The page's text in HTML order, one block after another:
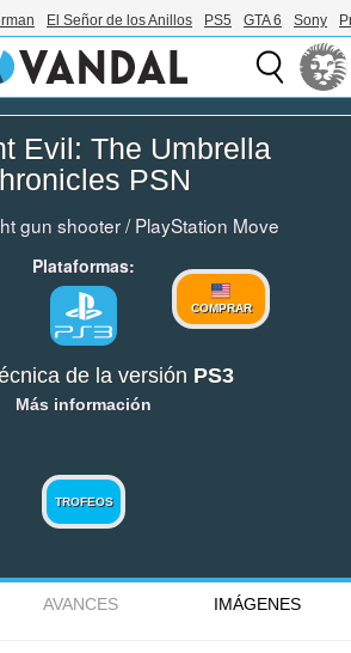
El Señor de los Anillos PS5 GTA 6 Sony
Evil: The Umbrella
PSN
gun shooter/PlayStation Move
Plataformas:
COMPRAR
de la versión PS3
Más información
TROFEOS
AVANCES IMÁGENES